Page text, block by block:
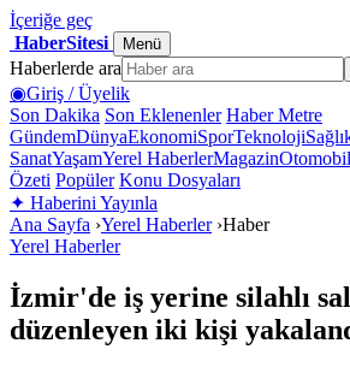
İçeriğe geç
HaberSitesi
Menü
Haberlerde ara
◉Giriş / Üyelik
Son Dakika Son Eklenenler Haber Metre
GündemDünyaEkonomiSporTeknoloji
SanatYaşamYerel HaberlerMagazinOtomobil
Özeti Popüler Konu Dosyaları
✦ Haberini Yayınla
Ana Sayfa ›Yerel Haberler ›Haber
Yerel Haberler
İzmir'de iş yerine silahlı
düzenleyen iki kişi